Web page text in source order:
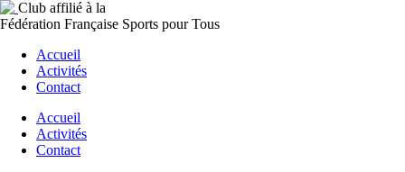
Club affilié à la
Fédération Française Sports pour Tous
Accueil
Activités
Contact
Accueil
Activités
Contact